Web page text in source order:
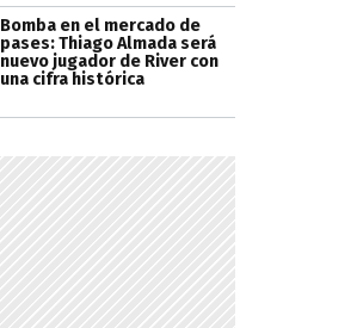
Bomba en el mercado de
pases: Thiago Almada será
nuevo jugador de River con
una cifra histórica